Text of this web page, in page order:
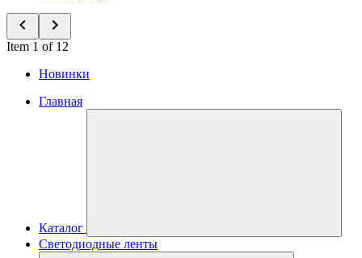
Item 1 of 12
Новинки
Главная
Каталог
Светодиодные ленты